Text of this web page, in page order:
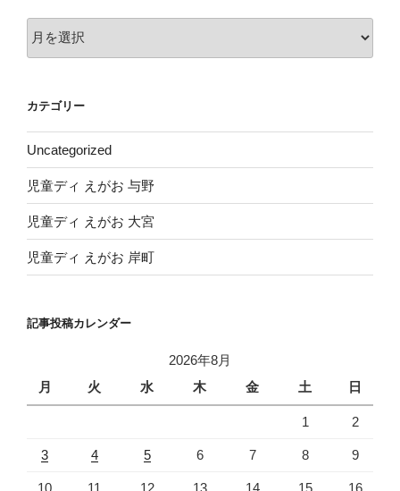
ー
ブ
カテゴリー
Uncategorized
児童ディ えがお 与野
児童ディ えがお 大宮
児童ディ えがお 岸町
記事投稿カレンダー
2026年8月
月
火 水 木 金 土 日
1 2
3 4 5 6 7 8 9
10 11 12 13 14 15 16